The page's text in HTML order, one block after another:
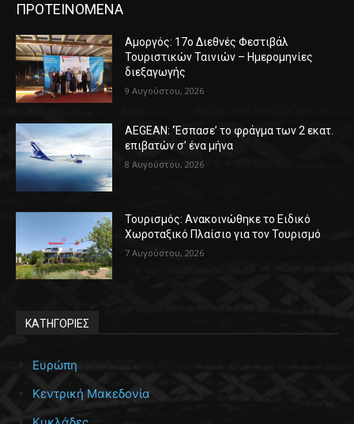
ΠΡΟΤΕΙΝΟΜΕΝΑ
Αμοργός: 17ο Διεθνές Φεστιβάλ
Τουριστικών Ταινιών – Ημερομηνίες
διεξαγωγής
9 Αυγούστου, 2026
AEGEAN: ‘Έσπασε’ το φράγμα των 2 εκατ.
επιβατών σ’ ένα μήνα
8 Αυγούστου, 2026
Τουρισμός: Ανακοινώθηκε το Ειδικό
Χωροταξικό Πλαίσιο για τον Τουρισμό
7 Αυγούστου, 2026
ΚΑΤΗΓΟΡΙΕΣ
Ευρώπη
Κεντρική Μακεδονία